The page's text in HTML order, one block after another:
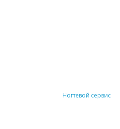
Ногтевой сервис